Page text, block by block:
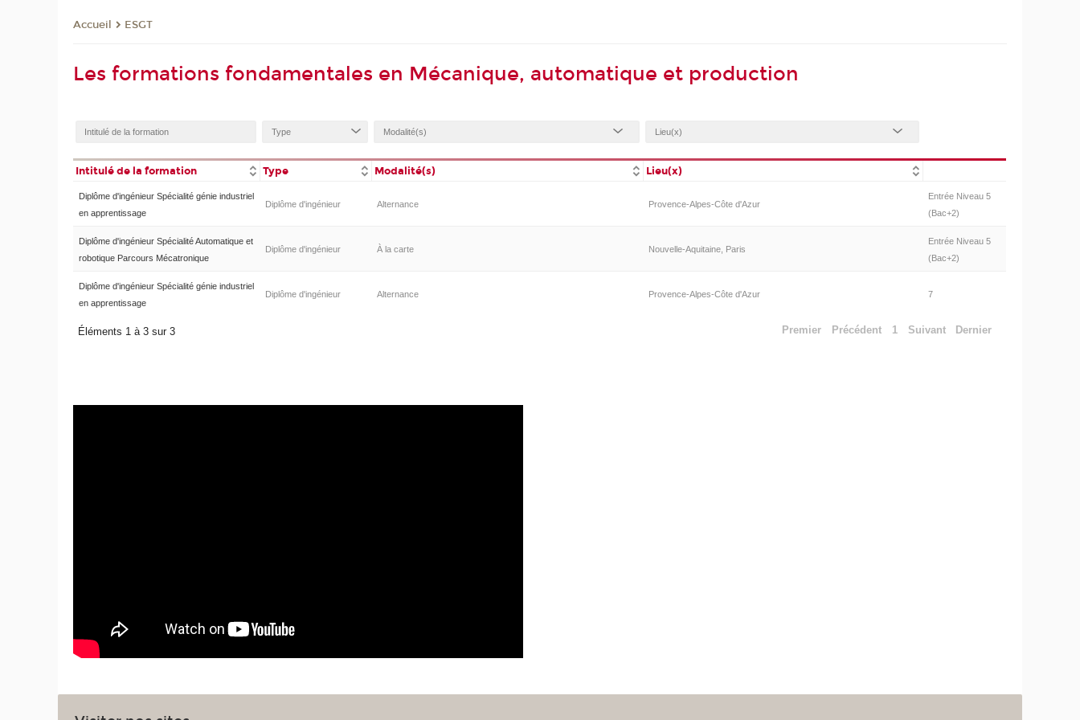
Accueil ESGT
Les formations fondamentales en Mécanique, automatique et production
Intitulé de la formation Type Modalité(s) Lieu(x)
Diplôme d'ingénieur Spécialité génie industriel
en apprentissage
Diplôme d'ingénieur Alternance Provence-Alpes-Côte d'Azur
Entrée Niveau 5
(Bac+2)
Diplôme d'ingénieur Spécialité Automatique et
robotique Parcours Mécatronique
Diplôme d'ingénieur À la carte Nouvelle-Aquitaine, Paris
Entrée Niveau 5
(Bac+2)
Diplôme d'ingénieur Spécialité génie industriel
en apprentissage
Diplôme d'ingénieur Alternance Provence-Alpes-Côte d'Azur 7
Éléments 1 à 3 sur 3 Premier Précédent 1 Suivant Dernier